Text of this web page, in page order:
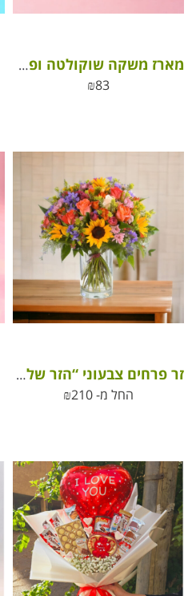
מארז משקה שוקולטה ופרלינים אהבה
₪83
זר פרחים צבעוני “הזר של סופי”
החל מ-
₪210